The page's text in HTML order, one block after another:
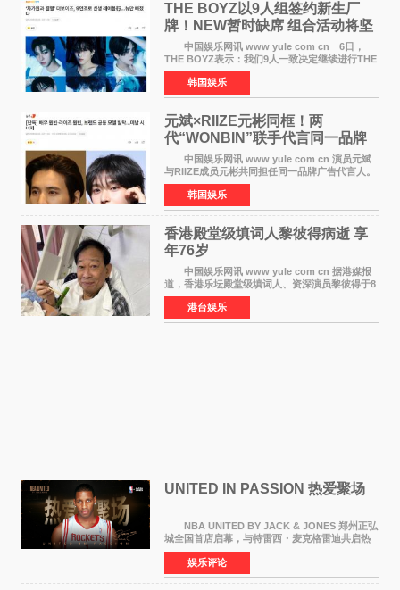
THE BOYZ以9人组签约新生厂
牌！NEW暂时缺席 组合活动将坚
定不移继续
中国娱乐网讯 www yule com cn 6日，
THE BOYZ表示：我们9人一致决定继续进行THE
BOYZ组合活动，并且已经完成了组合团体活动
签约。目前正在新生厂牌下进行活动准备。尚未
离开THE BOYZ原所
韩国娱乐
元斌×RIIZE元彬同框！两
代“WONBIN”联手代言同一品牌
颜值天花板合体
中国娱乐网讯 www yule com cn 演员元斌
与RIIZE成员元彬共同担任同一品牌广告代言人。
6日据独家报道，继演员元斌之后，RIIZE元彬最
近也被选为某在线中介平台A公司的共同广告代言
人，两人将作
韩国娱乐
香港殿堂级填词人黎彼得病逝 享
年76岁​
中国娱乐网讯 www yule com cn 据港媒报
道，香港乐坛殿堂级填词人、资深演员黎彼得于8
月5日上午因病离世，终年76岁。好友钟志光透
露，黎彼得今年3月中风后便卧床休养，身体机能
持续衰退，最
港台娱乐
UNITED IN PASSION 热爱聚场
NBA UNITED BY JACK & JONES 郑州正弘
城全国首店启幕，与特雷西・麦克格雷迪共启热
爱 2026 年7 月21 日，
NBAUNITEDBYJACK&JONES 全国首店，于郑
州正弘城正式启幕。NBA 传奇球星
娱乐评论